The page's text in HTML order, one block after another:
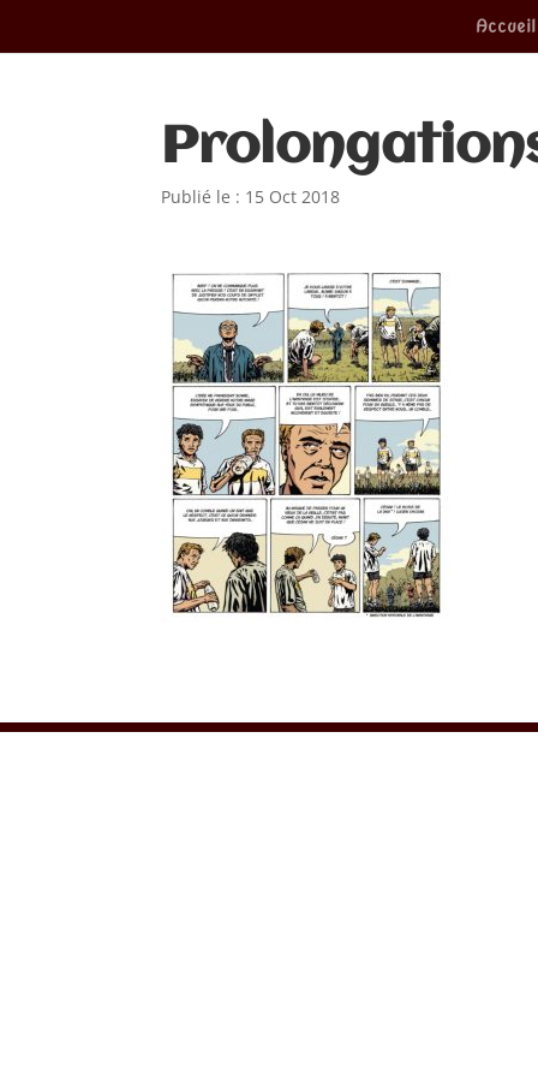
Accueil
Publié le : 15 Oct 2018